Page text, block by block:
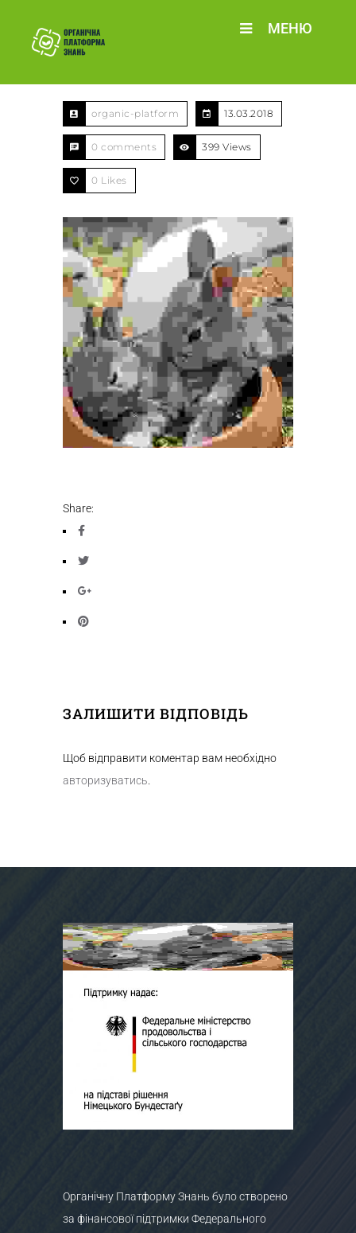
МЕНЮ
organic-platform 13.03.2018
0 comments 399 Views
0 Likes
Share:
ЗАЛИШИТИ ВІДПОВІДЬ
Щоб відправити коментар вам необхідно
авторизуватись
Органічну Платформу Знань було створено
за фінансової підтримки Федерального